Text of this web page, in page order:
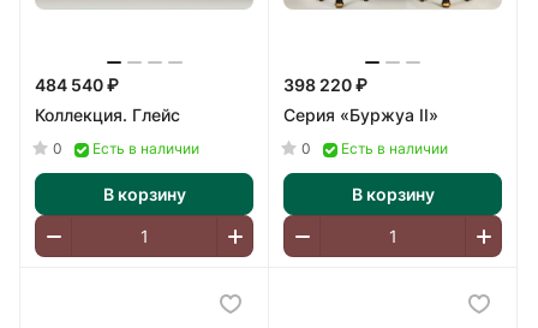
484 540 ₽
Коллекция. Глейс
0 Есть в наличии
В корзину
398 220 ₽
Серия «Буржуа II»
0 Есть в наличии
В корзину